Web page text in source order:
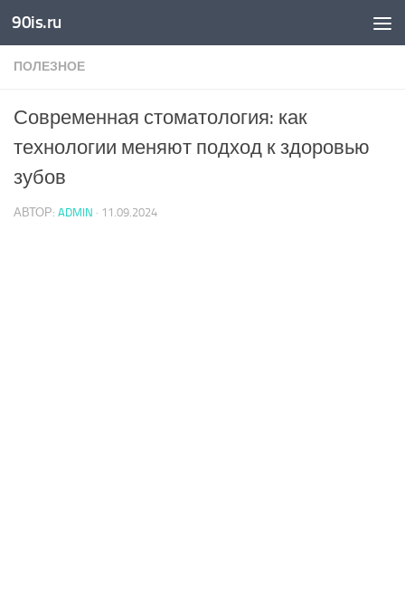
Skip to content
90is.ru
ПОЛЕЗНОЕ
Современная стоматология: как
технологии меняют подход к здоровью
зубов
АВТОР: ADMIN · 11.09.2024